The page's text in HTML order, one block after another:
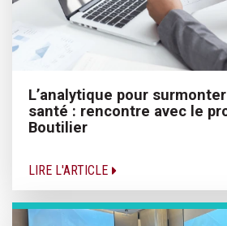
L’analytique pour
santé : rencontre avec le
Boutilier
LIRE L'ARTICLE